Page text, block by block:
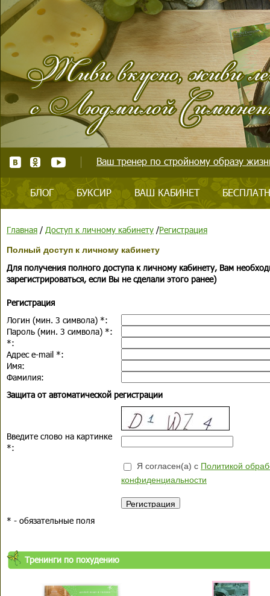
Ваш тренер по стройному образу
БЛОГ БУКСИР ВАШ КАБИНЕТ
Главная / Доступ к личному кабинету /Регистрация
Полный доступ к личному кабинету
Для получения полного доступа к личному кабинету, Вам
зарегистрироваться, если Вы не сделали этого ранее)
Регистрация
Логин (мин. 3 символа) *:
Пароль (мин. 3 символа) *:
*:
Адрес e-mail *:
Имя:
Фамилия:
Защита от автоматической регистрации
Введите слово на картинке
*:
Я согласен(а) с Политикой
конфиденциальности
* - обязательные поля
Тренинги по похудению